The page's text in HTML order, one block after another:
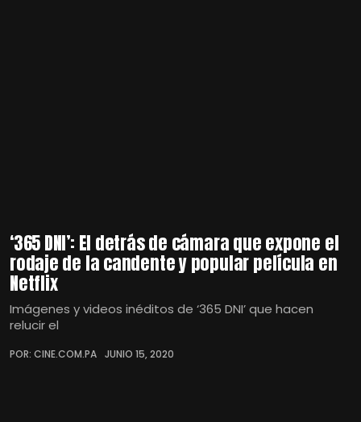
‘365 DNI’: El detrás de cámara que expone el
rodaje de la candente y popular película en
Netflix
Imágenes y videos inéditos de ‘365 DNI’ que hacen
relucir el
POR: CINE.COM.PA JUNIO 15, 2020